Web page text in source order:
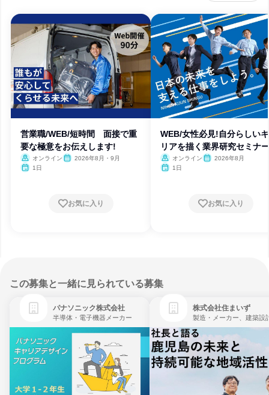
営業職/WEB/短時間 面接で重
要な極意をお伝えします!
オンライン
2026年8月・9月
1日
お気に入り
WEB/女性必見!自分らしい
リアを描く業界研究セミナー
オンライン
2026年8月
1日
お気に入り
この募集と一緒に見られている募集
パナソニック株式会社
半導体・電子機器メーカー
株式会社住まいず
製造・メーカー、建築設